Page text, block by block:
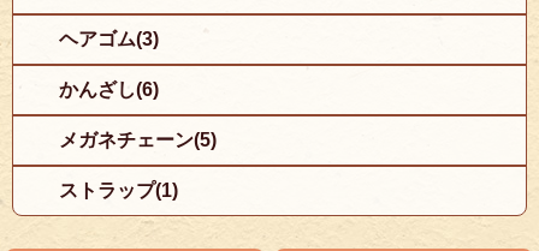
ヘアゴム(3)
かんざし(6)
メガネチェーン(5)
ストラップ(1)